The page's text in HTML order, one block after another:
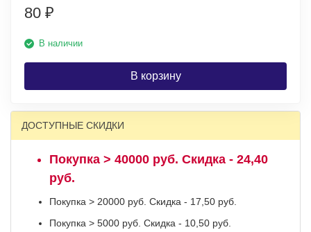
80 ₽
В наличии
В корзину
ДОСТУПНЫЕ СКИДКИ
Покупка > 40000 руб. Скидка - 24,40
руб.
Покупка > 20000 руб. Скидка - 17,50 руб.
Покупка > 5000 руб. Скидка - 10,50 руб.